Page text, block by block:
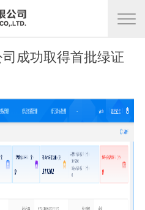
司成功取得首批绿证